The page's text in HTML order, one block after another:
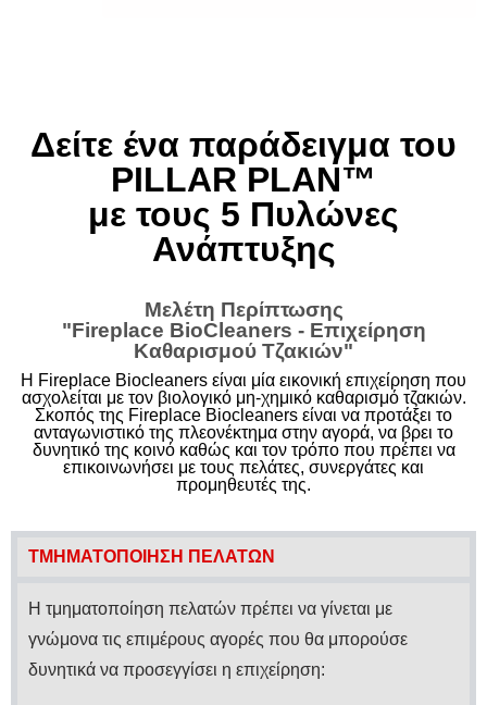
Δείτε ένα παράδειγμα του
PILLAR PLAN™
με τους 5 Πυλώνες
Ανάπτυξης
Μελέτη Περίπτωσης
"Fireplace BioCleaners - Επιχείρηση
Καθαρισμού Τζακιών"
H Fireplace Biocleaners είναι μία εικονική επιχείρηση που
ασχολείται με τον βιολογικό μη-χημικό καθαρισμό τζακιών.
Σκοπός της Fireplace Biocleaners είναι να προτάξει το
ανταγωνιστικό της πλεονέκτημα στην αγορά, να βρει το
δυνητικό της κοινό καθώς και τον τρόπο που πρέπει να
επικοινωνήσει με τους πελάτες, συνεργάτες και
προμηθευτές της.
ΤΜΗΜΑΤΟΠΟΙΗΣΗ ΠΕΛΑΤΩΝ
Η τμηματοποίηση πελατών πρέπει να γίνεται με
γνώμονα τις επιμέρους αγορές που θα μπορούσε
δυνητικά να προσεγγίσει η επιχείρηση: